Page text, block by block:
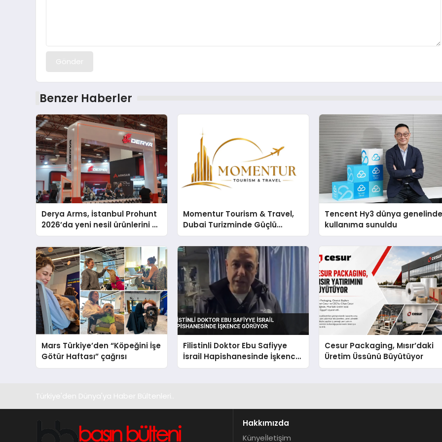
Gönder
Benzer Haberler
Derya Arms, İstanbul Prohunt
2026’da yeni nesil ürünlerini ve
global marka vizyonunu
sergiledi
Momentur Tourism & Travel,
Dubai Turizminde Güçlü
Operasyon Ağıyla Fark
Yaratıyor
Tencent Hy3 dünya
kullanıma sunuldu
Mars Türkiye’den “Köpeğini İşe
Götür Haftası” çağrısı
Filistinli Doktor Ebu Safiyye
İsrail Hapishanesinde İşkence
Görüyor
Cesur Packaging, Mısır’daki
Üretim Üssünü Büyütüyor
Türkiye'den Dünya'ya Haber Bültenleri..
Hakkımızda
Künyeİletişim